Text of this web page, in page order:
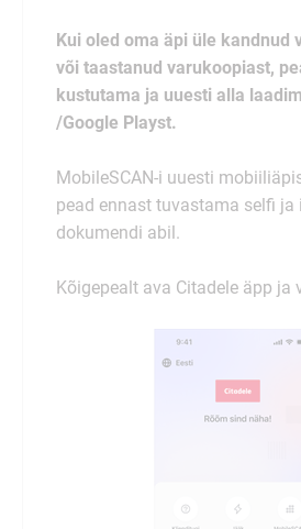
Kui oled oma äpi üle kandnud
või taastanud varukoopiast,
kustutama ja uuesti alla
/Google Playst.
MobileSCAN-i uuesti
pead ennast tuvastama selfi ja
dokumendi abil.
Kõigepealt ava Citadele äpp ja